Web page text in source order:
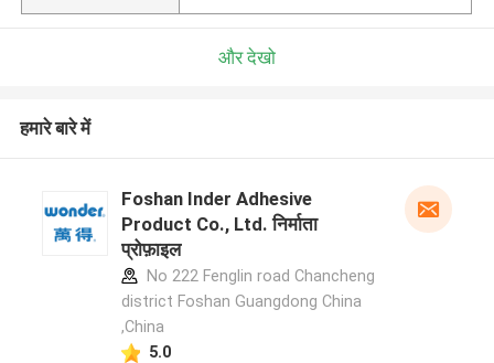
और देखो
हमारे बारे में
Foshan Inder Adhesive
Product Co., Ltd. निर्माता
प्रोफ़ाइल
No 222 Fenglin road Chancheng
district Foshan Guangdong China
,China
5.0